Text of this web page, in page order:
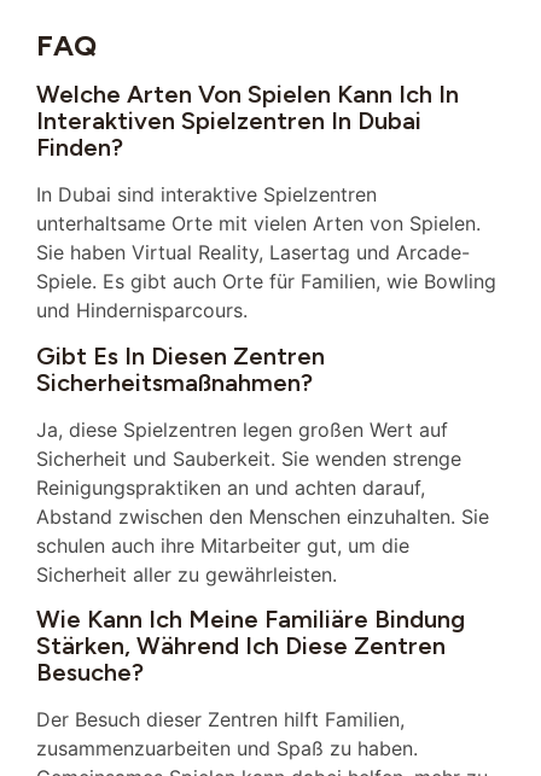
FAQ
Welche Arten Von Spielen Kann Ich In
Interaktiven Spielzentren In Dubai
Finden?
In Dubai sind interaktive Spielzentren
unterhaltsame Orte mit vielen Arten von Spielen.
Sie haben Virtual Reality, Lasertag und Arcade-
Spiele. Es gibt auch Orte für Familien, wie Bowling
und Hindernisparcours.
Gibt Es In Diesen Zentren
Sicherheitsmaßnahmen?
Ja, diese Spielzentren legen großen Wert auf
Sicherheit und Sauberkeit. Sie wenden strenge
Reinigungspraktiken an und achten darauf,
Abstand zwischen den Menschen einzuhalten. Sie
schulen auch ihre Mitarbeiter gut, um die
Sicherheit aller zu gewährleisten.
Wie Kann Ich Meine Familiäre Bindung
Stärken, Während Ich Diese Zentren
Besuche?
Der Besuch dieser Zentren hilft Familien,
zusammenzuarbeiten und Spaß zu haben.